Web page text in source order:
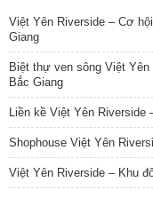
Việt Yên Riverside – Cơ
Giang
Biệt thự ven sông Việt
Bắc Giang
Liền kề Việt Yên Riverside
Shophouse Việt Yên
Việt Yên Riverside – Khu